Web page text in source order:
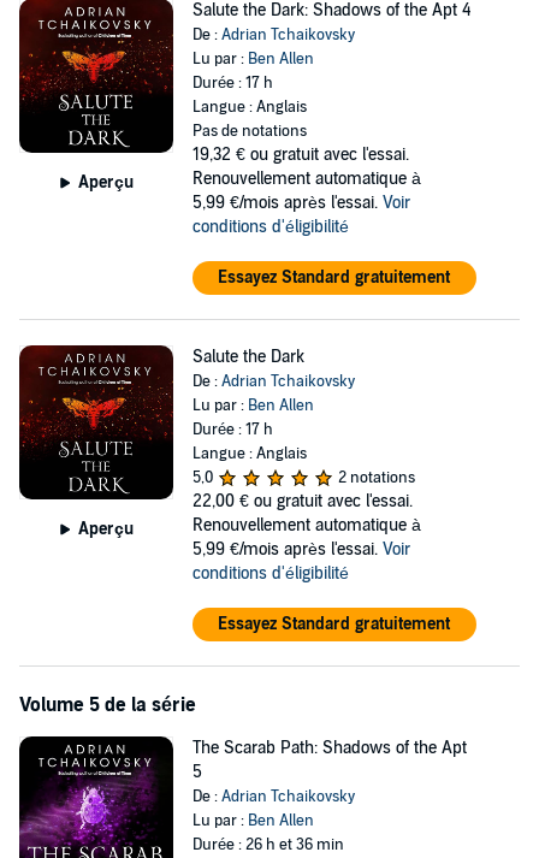
Aperçu
Salute the Dark: Shadows of the Apt 4
De :Adrian Tchaikovsky
Lu par : Ben Allen
Durée : 17 h
Langue : Anglais
Pas de notations
19,32 € ou gratuit avec l'essai.
Renouvellement automatique à
5,99 €/mois après l'essai. Voir
conditions d'éligibilité
Essayez Standard gratuitement
Aperçu
Salute the Dark
De :Adrian Tchaikovsky
Lu par : Ben Allen
Durée : 17 h
Langue : Anglais
5,0
2 notations
22,00 € ou gratuit avec l'essai.
Renouvellement automatique à
5,99 €/mois après l'essai. Voir
conditions d'éligibilité
Essayez Standard gratuitement
Volume 5 de la série
The Scarab Path: Shadows of the Apt
5
De :Adrian Tchaikovsky
Lu par : Ben Allen
Durée : 26 h et 36 min